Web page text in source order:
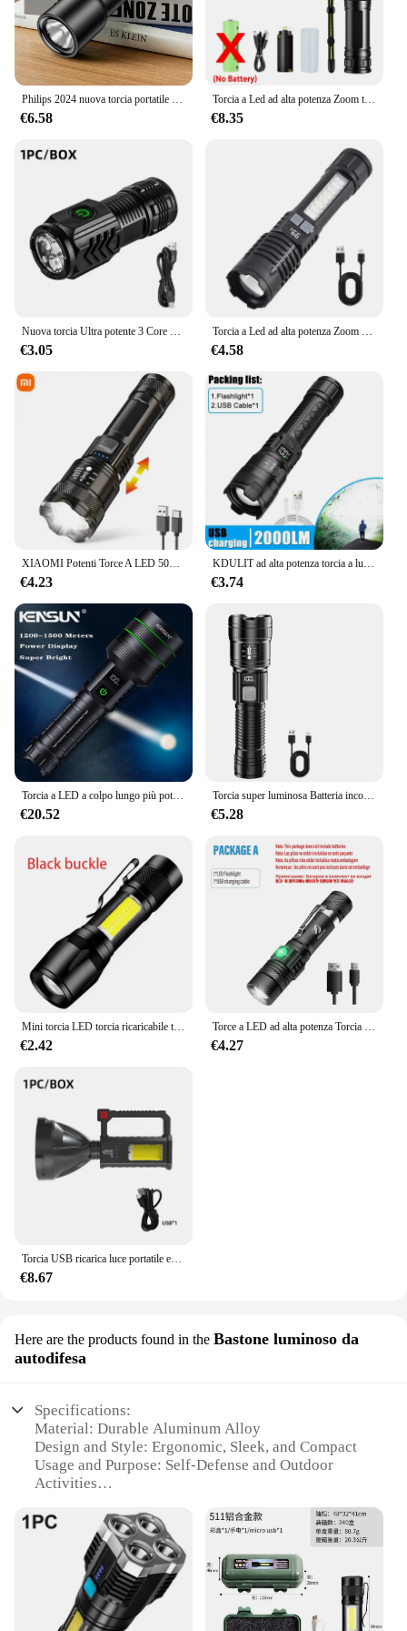
€6.58
Torcia a Led ad alta potenza Zoom telescopico lampada a Led ricaricabile portatile faretti di emergenza torcia da campeggio
€8.35
€3.05 €4.58
€4.23 €3.74
€20.52
Torcia super luminosa Batteria incorporata Torce LED ricaricabili Torcia ad alta potenza per lanterna da campeggio
€5.28
Mini torcia LED torcia ricaricabile torcia portatile di ricarica USB banca ad alta potenza campeggio lanterna impermeabile a lungo raggio
€2.42
Torce a LED ad alta potenza Torcia da campeggio zoomabile con perline lampada a LED T6 Impermeabile 4 modalità di illuminazione Caricatore USB multifunzione
€4.27
Torcia USB ricarica luce portatile esterna LED proiezione di emergenza luce staffa luce pannocchia proiettore
€8.67
Here are the products found in the Bastone luminoso da
autodifesa
Specifications:
Material: Durable Aluminum Alloy
Design and Style: Ergonomic, Sleek, and Compact
Usage and Purpose: Self-Defense and Outdoor
Activities
Modes
Parts and Accessories: Includes Batteries and Wrist
Applicable People: Suitable for Everyone
Features: